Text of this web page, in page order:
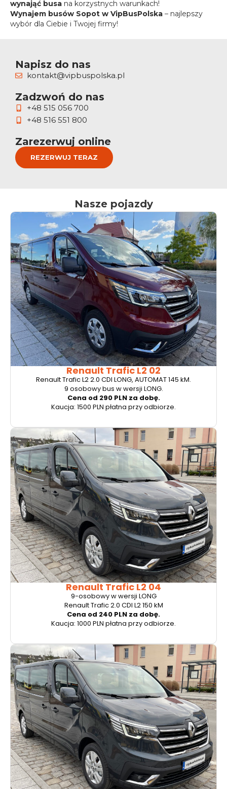
wynająć busa na korzystnych warunkach!
Wynajem busów Sopot w VipBusPolska – najlepszy
wybór dla Ciebie i Twojej firmy!
Napisz do nas
kontakt@vipbuspolska.pl
Zadzwoń do nas
+48 515 056 700
+48 516 551 800
Zarezerwuj online
REZERWUJ TERAZ
Nasze pojazdy
Renault Trafic L2 02
Renault Trafic L2 2.0 CDI LONG, AUTOMAT 145 kM.
9 osobowy bus w wersji LONG.
Cena od 290 PLN za dobę.
Kaucja: 1500 PLN płatna przy odbiorze.
Renault Trafic L2 04
9-osobowy w wersji LONG
Renault Trafic 2.0 CDI L2 150 kM
Cena od 240 PLN za dobę.
Kaucja: 1000 PLN płatna przy odbiorze.